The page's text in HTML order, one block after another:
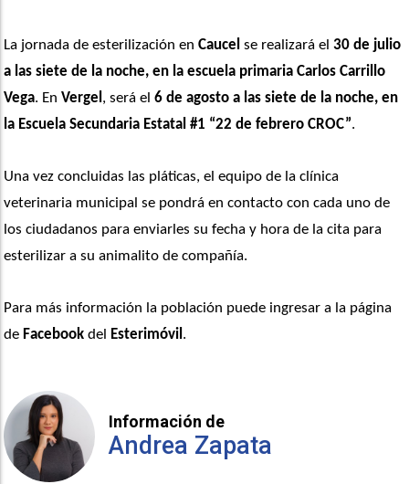
La jornada de esterilización en Caucel se realizará el 30 de julio
a las siete de la noche, en la escuela primaria Carlos Carrillo
Vega. En Vergel , será el 6 de agosto a las siete de la noche, en
la Escuela Secundaria Estatal #1 “22 de febrero CROC”.
Una vez concluidas las pláticas, el equipo de la clínica
veterinaria municipal se pondrá en contacto con cada uno de
los ciudadanos para enviarles su fecha y hora de la cita para
esterilizar a su animalito de compañía.
Para más información la población puede ingresar a la página
de Facebook del Esterimóvil .
Información de
Andrea Zapata